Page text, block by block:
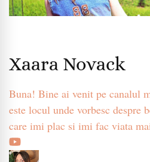
Xaara Novack
Buna! Bine ai venit pe canalul
este locul unde vorbesc despre
care imi plac si imi fac viata